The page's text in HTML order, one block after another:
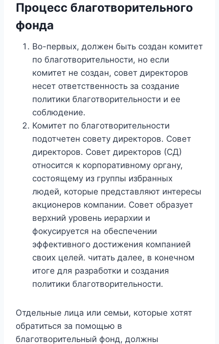
Процесс благотворительного
фонда
Во-первых, должен быть создан комитет
по благотворительности, но если
комитет не создан, совет директоров
несет ответственность за создание
политики благотворительности и ее
соблюдение.
Комитет по благотворительности
подотчетен совету директоров. Совет
директоров. Совет директоров (СД)
относится к корпоративному органу,
состоящему из группы избранных
людей, которые представляют интересы
акционеров компании. Совет образует
верхний уровень иерархии и
фокусируется на обеспечении
эффективного достижения компанией
своих целей. читать далее, в конечном
итоге для разработки и создания
политики благотворительности.
Отдельные лица или семьи, которые хотят
обратиться за помощью в
благотворительный фонд, должны